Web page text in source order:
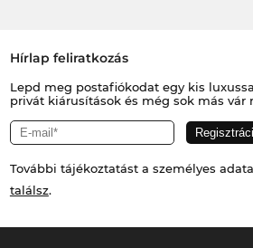
Hírlap feliratkozás
Lepd meg postafiókodat egy kis
privát kiárusítások és még sok más vár
További tájékoztatást a személyes
találsz.